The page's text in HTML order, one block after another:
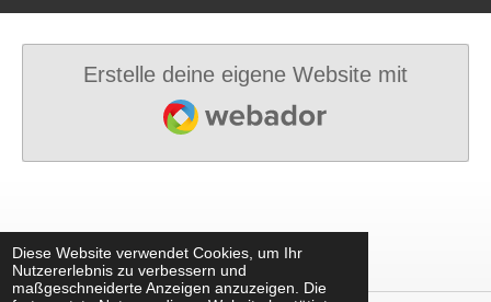
Diese Website verwendet Cookies, um Ihr
Nutzererlebnis zu verbessern und
maßgeschneiderte Anzeigen anzuzeigen. Die
Erstelle deine eigene Website mit
Webador